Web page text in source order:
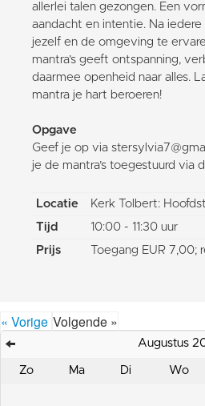
allerlei talen gezongen. Een
aandacht en intentie. Na
jezelf en de omgeving te
mantra’s geeft ontspanning,
daarmee openheid naar alles.
mantra je hart beroeren!
Opgave
Geef je op via
je de mantra’s toegestuurd via
Locatie
Kerk Tolbert:
Tijd
10:00 - 11:30 uur
Prijs
Toegang EUR
« Vorige Volgende »
Augustus
Zo Ma Di Wo